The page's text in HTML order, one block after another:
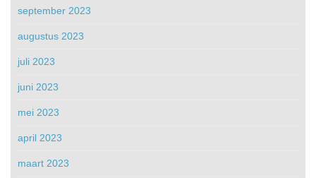
september 2023
augustus 2023
juli 2023
juni 2023
mei 2023
april 2023
maart 2023